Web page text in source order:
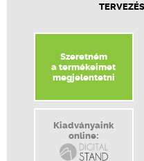
Szeretném
a termékeimet
megjelentetni
Kiadványaink
online: